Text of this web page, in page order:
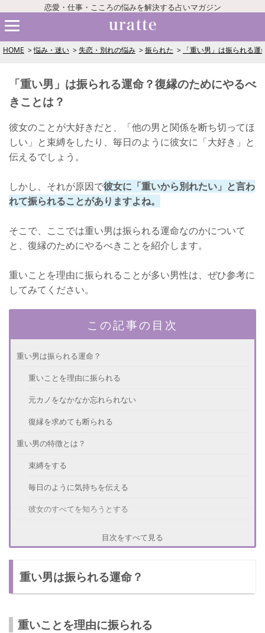
恋愛・仕事・こころの悩みを解決する占いマガジン
HOME 悩み・迷い 失恋・別れの悩み 振られた 「重い男」は振られる
「重い男」は振られる運命？復縁のためにやるべ
きことは？
彼女のことが大好きだと、「他の男と関係を断ち切ってほ
しい」と束縛をしたり、毎日のように彼女に「大好き」と
伝えるでしょう。
しかし、それが原因で彼女に「重いから別れたい」と言わ
れて振られることがありますよね。
そこで、ここでは重い男は振られる運命なのかについて
と、復縁のためにやるべきことを紹介します。
重いことを理由に振られることが多い男性は、ぜひ参考に
してみてください。
この記事の目次
重い男は振られる運命？
重いことを理由に振られる
元カノをなかなか忘れられない
復縁を求めても断られる
重い男の特徴とは？
束縛をする
毎日のように気持ちを伝える
彼女のすべてを知ろうとする
嫌われていたら復縁できない
重い男が復縁のためにやるべきこと
元カノと距離をおく
目次をすべて見る
重い男は振られる運命？
重いことを理由に振られる